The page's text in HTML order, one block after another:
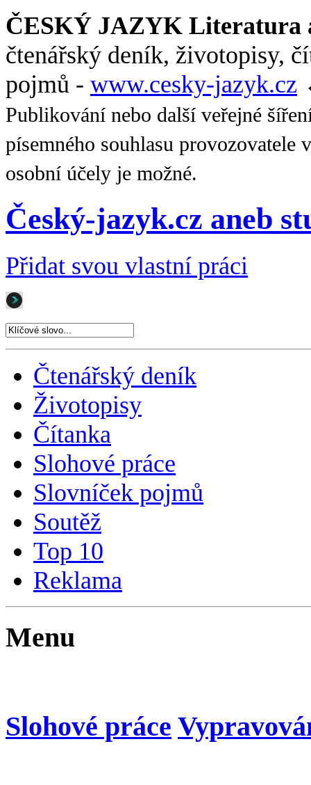
ČESKÝ JAZYK Literatura
čtenářský deník, životopisy,
pojmů - www.cesky-jazyk.cz
Publikování nebo další veřejné
písemného souhlasu
osobní účely je možné.
Český-jazyk.cz aneb
Přidat svou vlastní práci
Čtenářský deník
Životopisy
Čítanka
Slohové práce
Slovníček pojmů
Soutěž
Top 10
Reklama
Menu
Slohové práce